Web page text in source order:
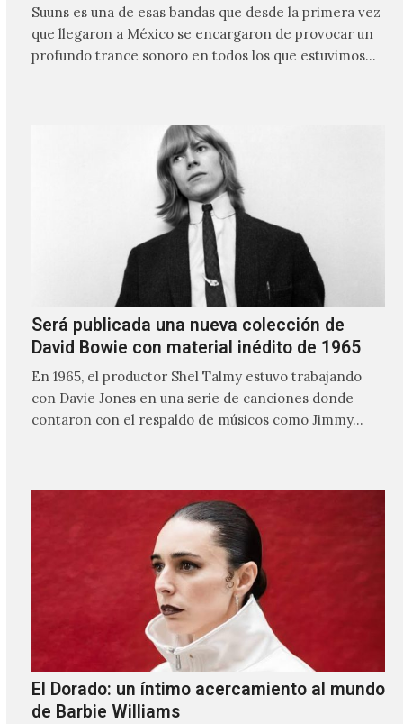
Suuns es una de esas bandas que desde la primera vez
que llegaron a México se encargaron de provocar un
profundo trance sonoro en todos los que estuvimos
Será publicada una nueva colección de
David Bowie con material inédito de 1965
En 1965, el productor Shel Talmy estuvo trabajando
con Davie Jones en una serie de canciones donde
contaron con el respaldo de músicos como Jimmy…
El Dorado: un íntimo acercamiento al mundo
de Barbie Williams